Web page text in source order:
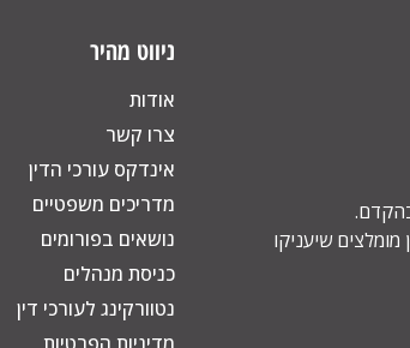
מומלצים שיעניקו
ניווט מהיר
אודות
צרו קשר
אינדקס עורכי הדין
מדריכים משפטיים
נושאים בפורומים
כניסת מנהלים
נטוורקינג לעורכי דין
מדיניות הפרטיות